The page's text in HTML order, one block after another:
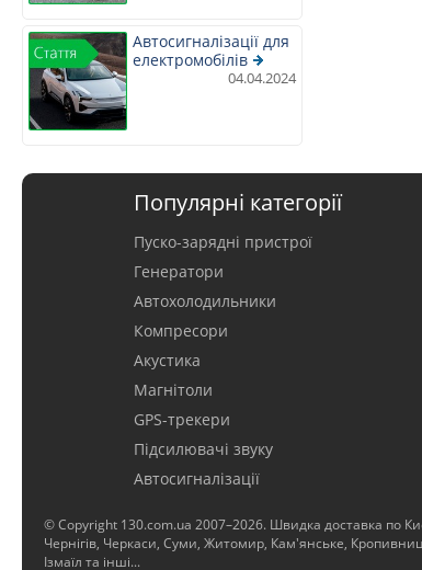
Автосигналізації для
електромобілів
04.04.2024
Популярні категорії
Пуско-зарядні пристрої
Генератори
Автохолодильники
Компресори
Акустика
Магнітоли
GPS-трекери
Підсилювачі звуку
Автосигналізації
© Copyright 130.com.ua 2007–2026. Швидка доставка по
Чернігів, Черкаси, Суми, Житомир, Кам'янське,
Ізмаїл та інші...